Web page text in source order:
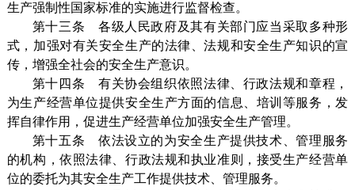
生产强制性国家标准的实施进行监督检查。
第十三条 各级人民政府及其有关部门应当采取多种形
式，加强对有关安全生产的法律、法规和安全生产知识的宣
传，增强全社会的安全生产意识。
第十四条 有关协会组织依照法律、行政法规和章程，
为生产经营单位提供安全生产方面的信息、培训等服务，发
挥自律作用，促进生产经营单位加强安全生产管理。
第十五条 依法设立的为安全生产提供技术、管理服务
的机构，依照法律、行政法规和执业准则，接受生产经营单
位的委托为其安全生产工作提供技术、管理服务。